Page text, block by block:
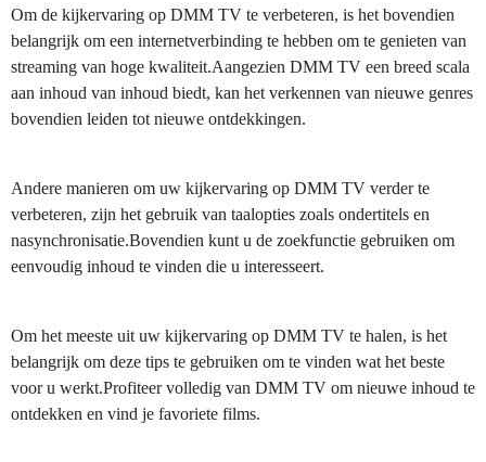
Om de kijkervaring op DMM TV te verbeteren, is het bovendien
belangrijk om een internetverbinding te hebben om te genieten van
streaming van hoge kwaliteit.Aangezien DMM TV een breed scala
aan inhoud van inhoud biedt, kan het verkennen van nieuwe genres
bovendien leiden tot nieuwe ontdekkingen.
Andere manieren om uw kijkervaring op DMM TV verder te
verbeteren, zijn het gebruik van taalopties zoals ondertitels en
nasynchronisatie.Bovendien kunt u de zoekfunctie gebruiken om
eenvoudig inhoud te vinden die u interesseert.
Om het meeste uit uw kijkervaring op DMM TV te halen, is het
belangrijk om deze tips te gebruiken om te vinden wat het beste
voor u werkt.Profiteer volledig van DMM TV om nieuwe inhoud te
ontdekken en vind je favoriete films.